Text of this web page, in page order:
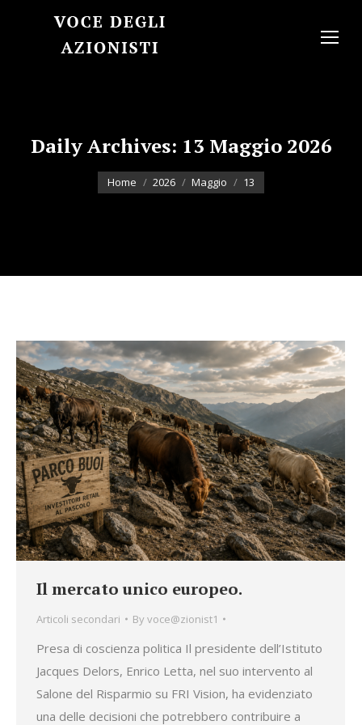
Daily Archives: 13 Maggio 2026
You are here:
Home 2026 Maggio 13
Il mercato unico europeo.
Articoli secondari Byvoce@zionist1
Presa di coscienza politica Il presidente dell’Istituto
Jacques Delors, Enrico Letta, nel suo intervento al
Salone del Risparmio su FRI Vision, ha evidenziato
una delle decisioni che potrebbero contribuire a